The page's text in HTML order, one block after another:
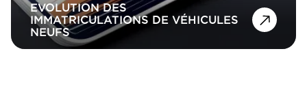
EVOLUTION DES
IMMATRICULATIONS DE VÉHICULES
NEUFS